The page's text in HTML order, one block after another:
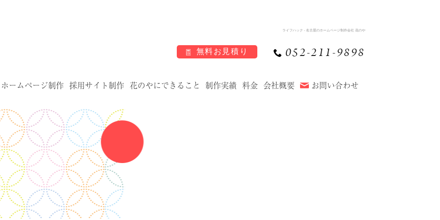
ライフハック - 名古屋のホームページ制作会社 花のや
ホームページ制作 採用サイト制作 花のやにできること 制作実績 料金 会社概要 お問い合わせ
無料お見積り 052-211-9898